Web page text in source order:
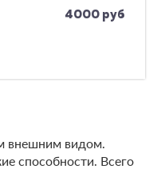
4000 руб
внешним видом.
способности. Всего